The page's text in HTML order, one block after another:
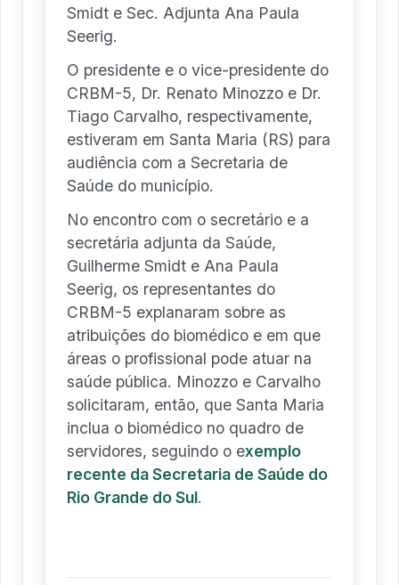
Smidt e Sec. Adjunta Ana Paula
Seerig.
O presidente e o vice-presidente do
CRBM-5, Dr. Renato Minozzo e Dr.
Tiago Carvalho, respectivamente,
estiveram em Santa Maria (RS) para
audiência com a Secretaria de
Saúde do município.
No encontro com o secretário e a
secretária adjunta da Saúde,
Guilherme Smidt e Ana Paula
Seerig, os representantes do
CRBM-5 explanaram sobre as
atribuições do biomédico e em que
áreas o profissional pode atuar na
saúde pública. Minozzo e Carvalho
solicitaram, então, que Santa Maria
inclua o biomédico no quadro de
servidores, seguindo o exemplo
recente da Secretaria de Saúde do
Rio Grande do Sul.